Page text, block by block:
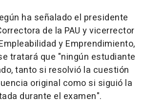
ha señalado el presidente
de la PAU y vicerrector
y Emprendimiento,
tratará que "ningún estudiante
tanto si resolvió la cuestión
original como si siguió la
durante el examen".